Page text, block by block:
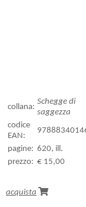
collana:
Schegge di
saggezza
codice
EAN:
pagine: 620, ill.
prezzo: € 15,00
acquista